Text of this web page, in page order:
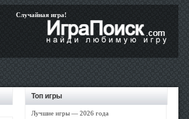
Случайная игра!
Топ игры
Лучшие игры — 2026 года